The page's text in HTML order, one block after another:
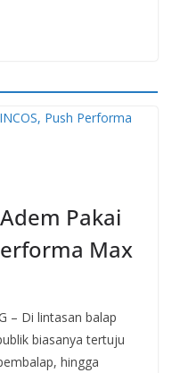
Pakai
Max
– Di lintasan balap
biasanya tertuju
hingga